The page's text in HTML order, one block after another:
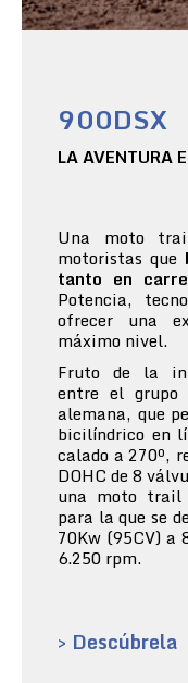
900DSX
LA AVENTURA
Una moto
motoristas que
tanto en
Potencia,
ofrecer una
máximo nivel.
Fruto de la
entre el grupo
alemana, que
bicilíndrico en
calado a 270º,
DOHC de 8
una moto trail
para la que se
70Kw (95CV) a
6.250 rpm.
> Descúbrela